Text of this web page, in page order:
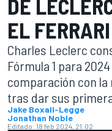
DE
EL
Charles Leclerc
Fórmula 1 para
comparación con la
tras dar sus
Jake Boxall-Legge
Jonathan Noble
Editado: 18 feb 2024, 21:02